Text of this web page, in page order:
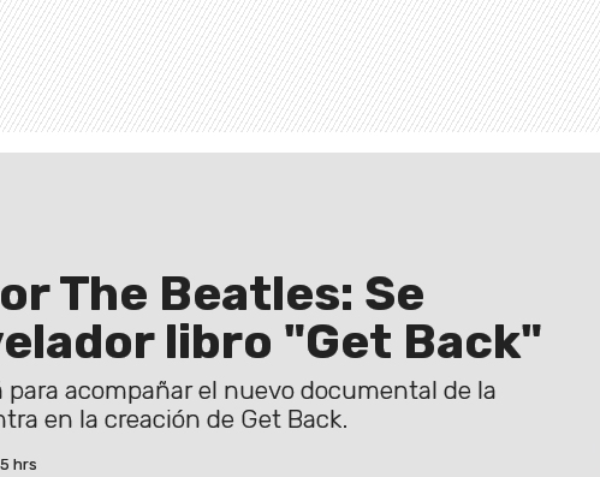
The Beatles: Se
libro "Get Back"
para acompañar el nuevo documental de la
en la creación de Get Back.
hrs